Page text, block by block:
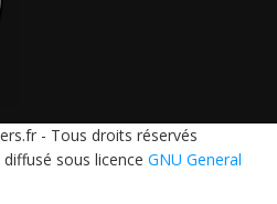
- Tous droits réservés
sous licence GNU General